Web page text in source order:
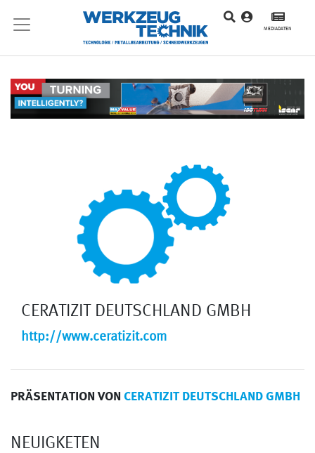
MEDIADATEN
CERATIZIT DEUTSCHLAND GMBH
http://www.ceratizit.com
PRÄSENTATION VON CERATIZIT DEUTSCHLAND GMBH
NEUIGKETEN